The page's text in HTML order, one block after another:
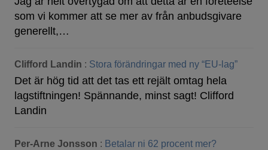
som vi kommer att se mer av från anbudsgivare
generellt,…
Clifford Landin : Stora förändringar med ny “EU-lag”
Det är hög tid att det tas ett rejält omtag hela
lagstiftningen! Spännande, minst sagt! Clifford
Landin
Per-Arne Jonsson : Betalar ni 62 procent mer?